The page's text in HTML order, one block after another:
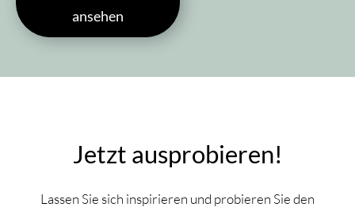
ansehen
Jetzt ausprobieren!
Lassen Sie sich inspirieren und probieren Sie den